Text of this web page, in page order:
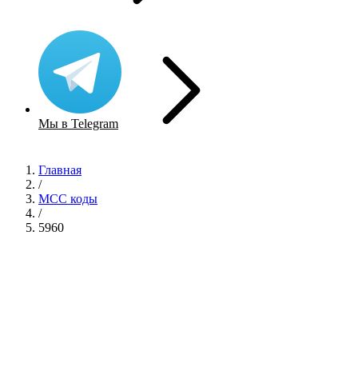
Мы в Telegram
Главная
/
MCC коды
/
5960